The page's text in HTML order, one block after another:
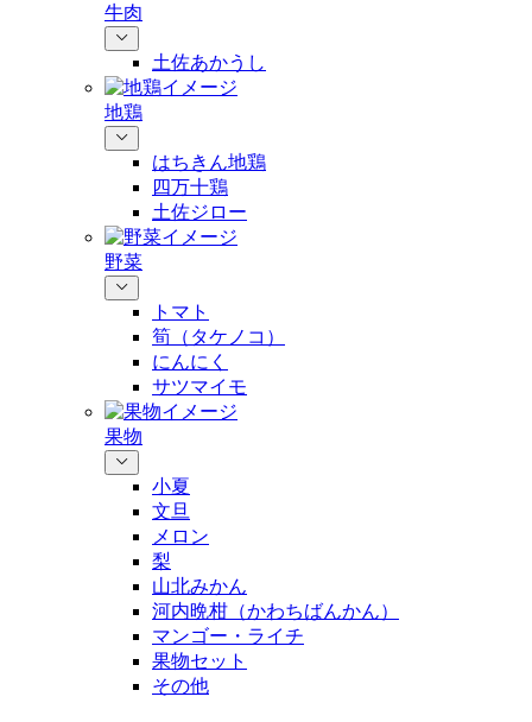
牛肉
土佐あかうし
地鶏
はちきん地鶏
四万十鶏
土佐ジロー
野菜
トマト
筍（タケノコ）
にんにく
サツマイモ
果物
小夏
文旦
メロン
梨
山北みかん
河内晩柑（かわちばんかん）
マンゴー・ライチ
果物セット
その他